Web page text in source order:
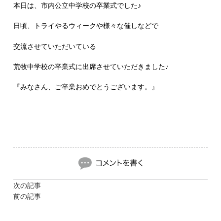
本日は、市内公立中学校の卒業式でした♪
日頃、トライやるウィークや様々な催しなどで
交流させていただいている
荒牧中学校の卒業式に出席させていただきました♪
『みなさん、ご卒業おめでとうございます。』
次の記事
前の記事